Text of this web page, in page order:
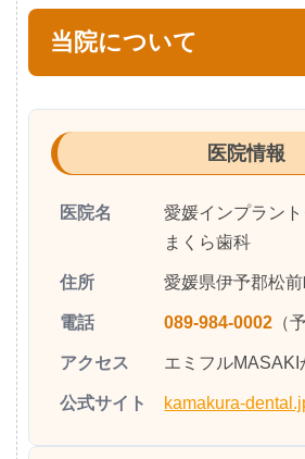
当院について
医院情報
医院名
愛媛インプラン
まくら歯科
住所 愛媛県伊予郡松
電話 089-984-0002 （
アクセス エミフルMASAKI
公式サイト kamakura-